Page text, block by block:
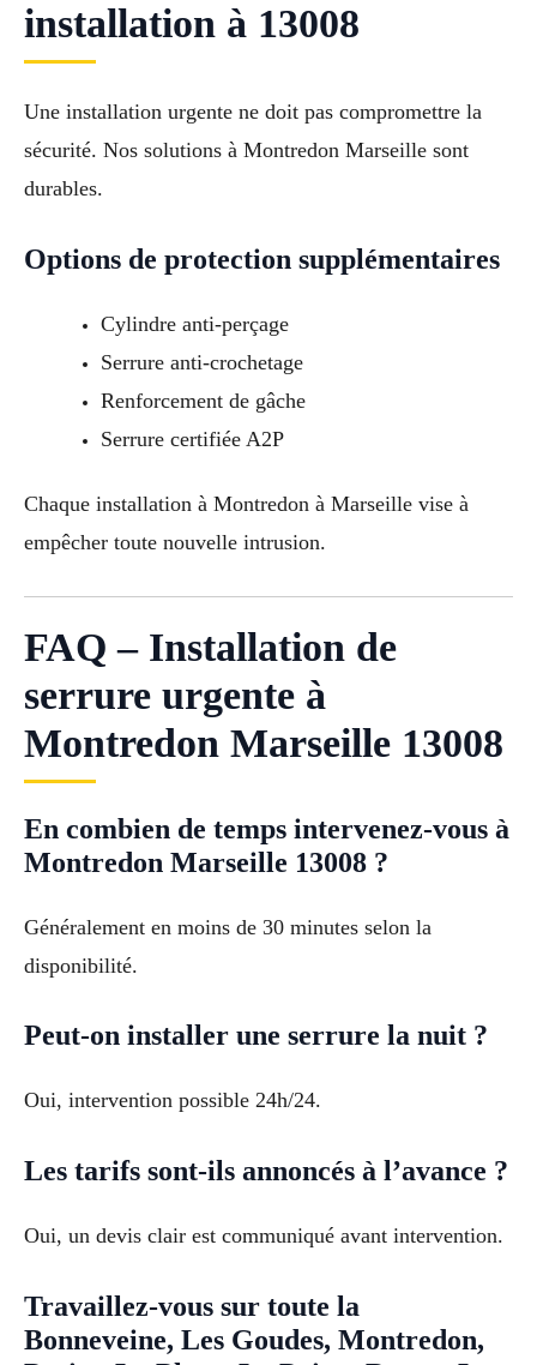
installation à 13008
Une installation urgente ne doit pas compromettre la
sécurité. Nos solutions à Montredon Marseille sont
durables.
Options de protection supplémentaires
Cylindre anti-perçage
Serrure anti-crochetage
Renforcement de gâche
Serrure certifiée A2P
Chaque installation à Montredon à Marseille vise à
empêcher toute nouvelle intrusion.
FAQ – Installation de
serrure urgente à
Montredon Marseille 13008
En combien de temps intervenez-vous à
Montredon Marseille 13008 ?
Généralement en moins de 30 minutes selon la
disponibilité.
Peut-on installer une serrure la nuit ?
Oui, intervention possible 24h/24.
Les tarifs sont-ils annoncés à l’avance ?
Oui, un devis clair est communiqué avant intervention.
Travaillez-vous sur toute la
Bonneveine, Les Goudes, Montredon,